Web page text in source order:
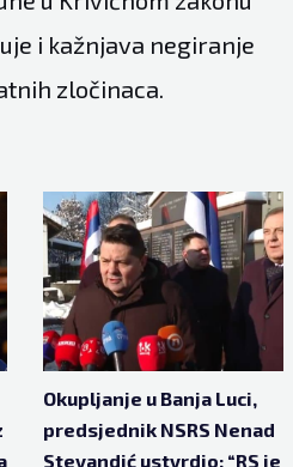
i kažnjava negiranje
zločinaca.
Okupljanje u Banja Luci,
predsjednik NSRS Nenad
Stevandić ustvrdio: “RS je